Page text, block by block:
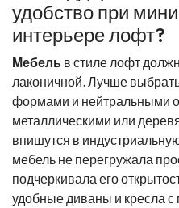
удобство при
интерьере лофт?
Мебель в стиле лофт
лаконичной. Лучше
формами и нейтральными
металлическими или
впишутся в
мебель не перегружала
подчеркивала его
удобные диваны и кресла